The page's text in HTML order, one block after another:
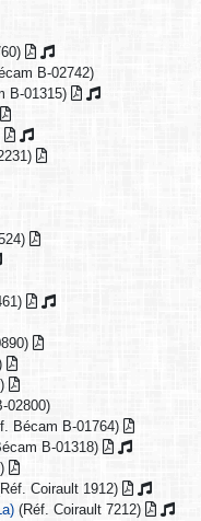
B-02742)
B-01315)
02800)
Bécam B-01764)
B-01318)
Coirault 1912)
(Réf. Coirault 7212)